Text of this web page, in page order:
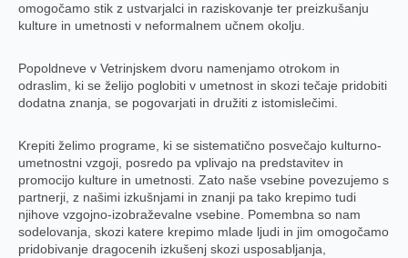
omogočamo stik z ustvarjalci in raziskovanje ter preizkušanju
kulture in umetnosti v neformalnem učnem okolju.
Popoldneve v Vetrinjskem dvoru namenjamo otrokom in
odraslim, ki se želijo poglobiti v umetnost in skozi tečaje pridobiti
dodatna znanja, se pogovarjati in družiti z istomislečimi.
Krepiti želimo programe, ki se sistematično posvečajo kulturno-
umetnostni vzgoji, posredo pa vplivajo na predstavitev in
promocijo kulture in umetnosti. Zato naše vsebine povezujemo s
partnerji, z našimi izkušnjami in znanji pa tako krepimo tudi
njihove vzgojno-izobraževalne vsebine. Pomembna so nam
sodelovanja, skozi katere krepimo mlade ljudi in jim omogočamo
pridobivanje dragocenih izkušenj skozi usposabljanja,